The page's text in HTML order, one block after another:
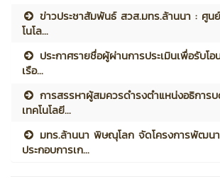
ข่าวประชาสัมพันธ์ สวส.มทร.ล้านนา : ศูน
โนโล...
ประกาศรายชื่อผู้ผ่านการประเมินเพื่อรับโ
เรือ...
การสรรหาผู้สมควรดำรงตำแหน่งอธิการ
เทคโนโลยี...
มทร.ล้านนา พิษณุโลก จัดโครงการพัฒน
ประกอบการเก...